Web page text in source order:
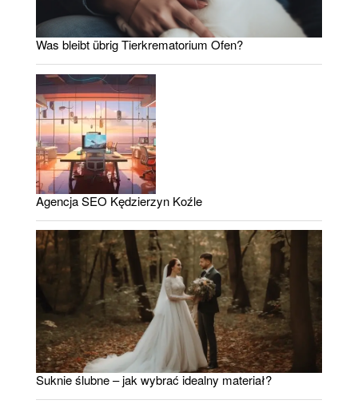
Was bleibt übrig Tierkrematorium Ofen?
Agencja SEO Kędzierzyn Koźle
Suknie ślubne – jak wybrać idealny materiał?